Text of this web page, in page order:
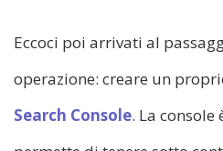
Eccoci poi arrivati al
operazione: creare un
Search Console. La console